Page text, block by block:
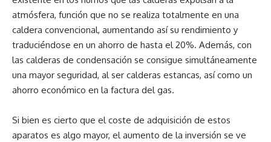
atmósfera, función que no se realiza totalmente en una
caldera convencional, aumentando así su rendimiento y
traduciéndose en un ahorro de hasta el 20%. Además, con
las calderas de condensación se consigue simultáneamente
una mayor seguridad, al ser calderas estancas, así como un
ahorro económico en la factura del gas.
Si bien es cierto que el coste de adquisición de estos
aparatos es algo mayor, el aumento de la inversión se ve